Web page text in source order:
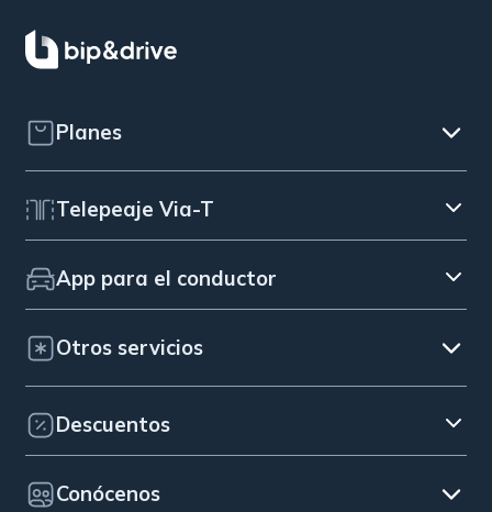
Planes
Telepeaje Via-T
App para el conductor
Otros servicios
Descuentos
Conócenos